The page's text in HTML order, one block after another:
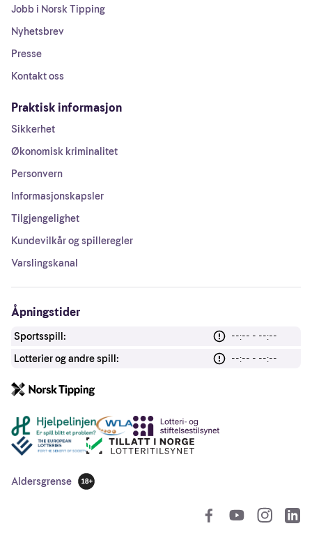
Jobb i Norsk Tipping
Nyhetsbrev
Presse
Kontakt oss
Praktisk informasjon
Sikkerhet
Økonomisk kriminalitet
Personvern
Informasjonskapsler
Tilgjengelighet
Kundevilkår og spilleregler
Varslingskanal
Åpningstider
Sportsspill:
--:-- - --:--
Lotterier og andre spill:
--:-- - --:--
Andre lenker
Aldersgrense
18 år